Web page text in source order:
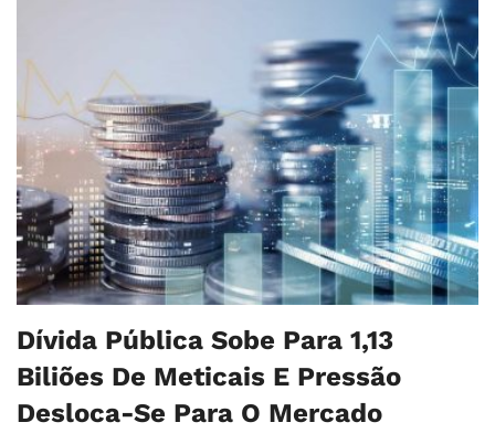
Dívida Pública Sobe Para 1,13
Biliões De Meticais E Pressão
Desloca-Se Para O Mercado